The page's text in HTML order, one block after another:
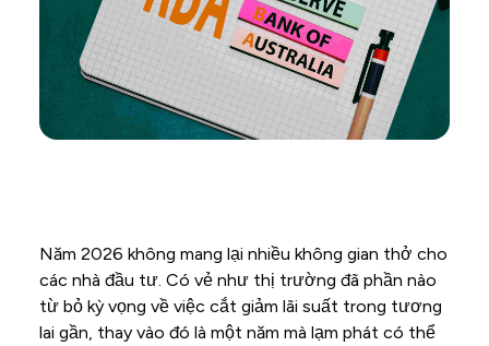
Năm 2026 không mang lại nhiều không gian thở cho
các nhà đầu tư. Có vẻ như thị trường đã phần nào
từ bỏ kỳ vọng về việc cắt giảm lãi suất trong tương
lai gần, thay vào đó là một năm mà lạm phát có thể